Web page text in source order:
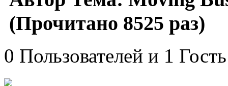
(Прочитано 8525 раз)
0 Пользователей и 1